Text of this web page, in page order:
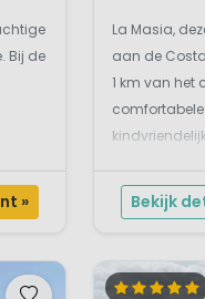
Bij de
»
La Masia,
aan de
1 km van het
in Spanje
staat.Kleute...
Bekijk